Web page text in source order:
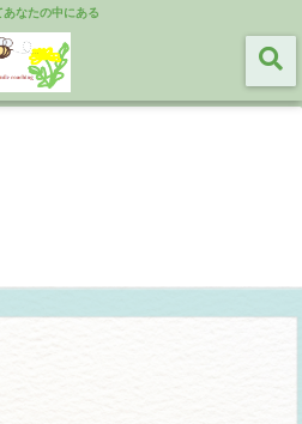
あなたの中にある